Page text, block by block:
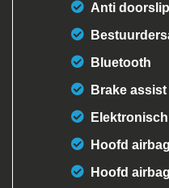
Anti
Bluetooth
Brake
Hoofd
Hoofd